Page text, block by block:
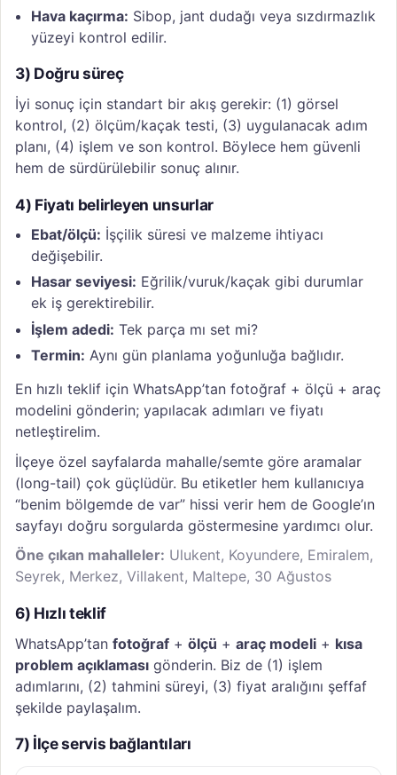
Hava kaçırma: Sibop, jant dudağı veya sızdırmazlık
yüzeyi kontrol edilir.
3) Doğru süreç
İyi sonuç için standart bir akış gerekir: (1) görsel
kontrol, (2) ölçüm/kaçak testi, (3) uygulanacak adım
planı, (4) işlem ve son kontrol. Böylece hem güvenli
hem de sürdürülebilir sonuç alınır.
4) Fiyatı belirleyen unsurlar
Ebat/ölçü: İşçilik süresi ve malzeme ihtiyacı
değişebilir.
Hasar seviyesi: Eğrilik/vuruk/kaçak gibi durumlar
ek iş gerektirebilir.
İşlem adedi: Tek parça mı set mi?
Termin: Aynı gün planlama yoğunluğa bağlıdır.
En hızlı teklif için WhatsApp’tan fotoğraf + ölçü + araç
modelini gönderin; yapılacak adımları ve fiyatı
netleştirelim.
İlçeye özel sayfalarda mahalle/semte göre aramalar
(long-tail) çok güçlüdür. Bu etiketler hem kullanıcıya
“benim bölgemde de var” hissi verir hem de Google’ın
sayfayı doğru sorgularda göstermesine yardımcı olur.
Öne çıkan mahalleler: Ulukent, Koyundere, Emiralem,
Seyrek, Merkez, Villakent, Maltepe, 30 Ağustos
6) Hızlı teklif
WhatsApp’tan fotoğraf + ölçü + araç modeli + kısa
problem açıklaması gönderin. Biz de (1) işlem
adımlarını, (2) tahmini süreyi, (3) fiyat aralığını şeffaf
şekilde paylaşalım.
7) İlçe servis bağlantıları